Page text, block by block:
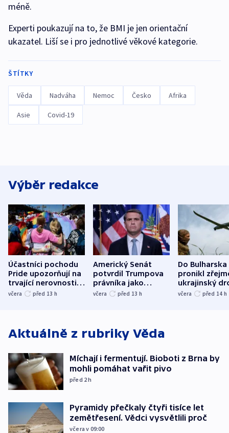
méně.
Experti poukazují na to, že BMI je jen orientační
ukazatel. Liší se i pro jednotlivé věkové kategorie.
ŠTÍTKY
Věda Nadváha Nemoc Česko Afrika
Asie Covid-19
Výběr redakce
Účastníci pochodu
Pride upozorňují na
trvající nerovnosti i
společenskou
včera před 13 h
Americký Senát
potvrdil Trumpova
právníka jako
ministra
včera před 13 h
Do Bulharska
pronikl
ukrajinský
explodoval
včera před 14 h
Aktuálně z rubriky Věda
Míchají i fermentují. Bioboti z Brna by
mohli pomáhat vařit pivo
před 2h
Pyramidy přečkaly čtyři tisíce let
zemětřesení. Vědci vysvětlili proč
včera v 09:00